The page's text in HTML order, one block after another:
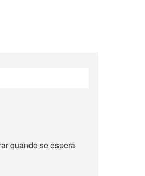
quando se espera